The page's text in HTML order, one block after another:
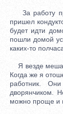
За работу
пришел
будет идти
пошли домой
каких-то
Я везде
Когда же я
работник.
дворянчиком.
можно проще и